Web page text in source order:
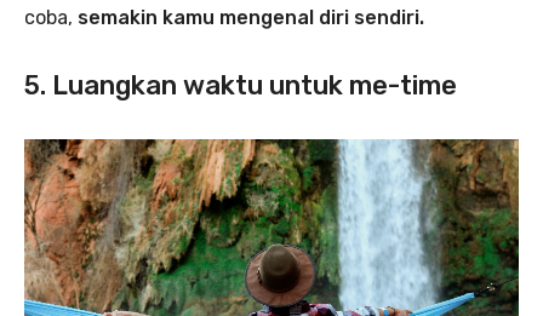
coba, semakin kamu mengenal diri sendiri.
5. Luangkan waktu untuk me-time